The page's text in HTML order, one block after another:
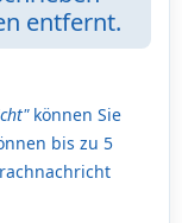
entfernt.
können Sie
bis zu 5